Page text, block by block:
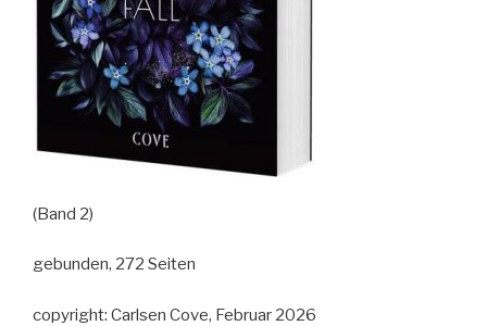
(Band 2)
gebunden, 272 Seiten
copyright: Carlsen Cove, Februar 2026